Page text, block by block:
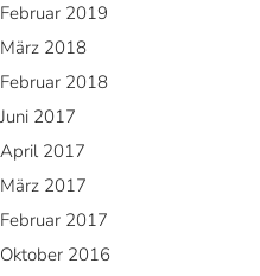
Februar 2019
März 2018
Februar 2018
Juni 2017
April 2017
März 2017
Februar 2017
Oktober 2016